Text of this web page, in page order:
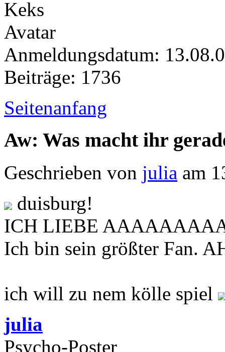
Anmeldungsdatum:
Beiträge: 1736
Seitenanfang
Aw: Was macht ihr
Geschrieben von julia am
duisburg!
ICH LIEBE
Ich bin sein größter Fan.
ich will zu nem kölle spiel
julia
Psycho-Poster